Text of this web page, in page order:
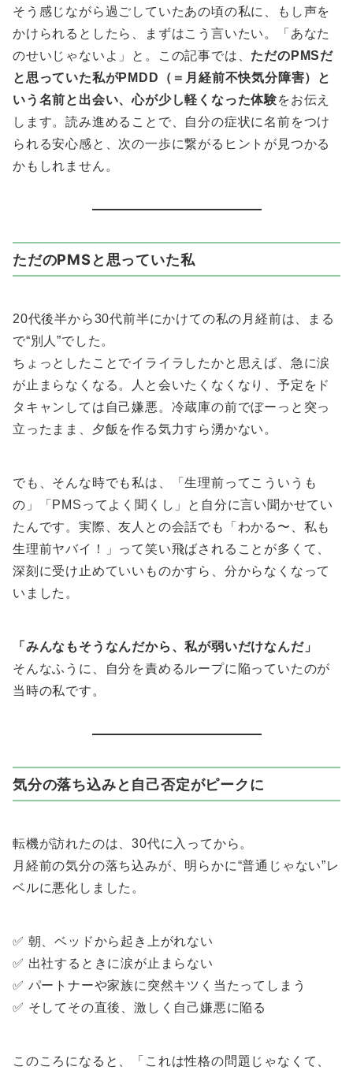
そう感じながら過ごしていたあの頃の私に、もし声を
かけられるとしたら、まずはこう言いたい。「あなた
のせいじゃないよ」と。この記事では、 ただのPMSだ
と思っていた私がPMDD（＝月経前不快気分障害）と
いう名前と出会い、心が少し軽くなった体験をお伝え
します。読み進めることで、自分の症状に名前をつけ
られる安心感と、次の一歩に繋がるヒントが見つかる
かもしれません。
ただのPMSと思っていた私
20代後半から30代前半にかけての私の月経前は、まる
で“別人”でした。
ちょっとしたことでイライラしたかと思えば、急に涙
が止まらなくなる。人と会いたくなくなり、予定をド
タキャンしては自己嫌悪。冷蔵庫の前でぼーっと突っ
立ったまま、夕飯を作る気力すら湧かない。
でも、そんな時でも私は、「生理前ってこういうも
の」「PMSってよく聞くし」と自分に言い聞かせてい
たんです。実際、友人との会話でも「わかる〜、私も
生理前ヤバイ！」って笑い飛ばされることが多くて、
深刻に受け止めていいものかすら、分からなくなって
いました。
「みんなもそうなんだから、私が弱いだけなんだ」
そんなふうに、自分を責めるループに陥っていたのが
当時の私です。
気分の落ち込みと自己否定がピークに
転機が訪れたのは、30代に入ってから。
月経前の気分の落ち込みが、明らかに“普通じゃない”レ
ベルに悪化しました。
✅ 朝、ベッドから起き上がれない
✅ 出社するときに涙が止まらない
✅ パートナーや家族に突然キツく当たってしまう
✅ そしてその直後、激しく自己嫌悪に陥る
このころになると、「これは性格の問題じゃなくて、